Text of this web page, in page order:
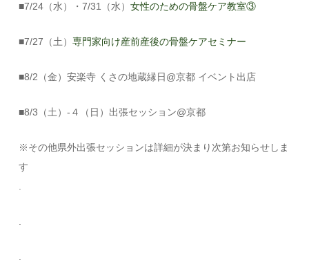
■7/24（水）・7/31（水）女性のための骨盤ケア教室③
■7/27（土）専門家向け産前産後の骨盤ケアセミナー
■8/2（金）安楽寺 くさの地蔵縁日@京都 イベント出店
■8/3（土）-４（日）出張セッション@京都
※その他県外出張セッションは詳細が決まり次第お知らせしま
す
.
.
.